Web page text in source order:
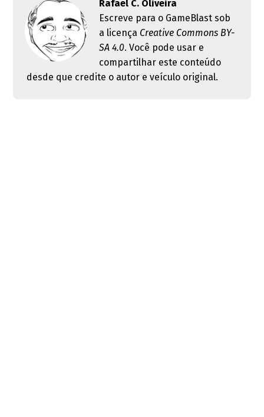
Rafael C. Oliveira
Escreve para o GameBlast sob
a licença Creative Commons BY-
SA 4.0. Você pode usar e
compartilhar este conteúdo
desde que credite o autor e veículo original.